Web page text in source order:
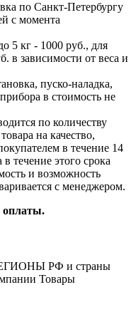
по Санкт-Петербургу
с момента
5 кг - 1000 руб., для
в зависимости от веса и
пуско-наладка,
в стоимость не
по количеству
на качество,
в течение 14
течение этого срока
и возможность
с менеджером.
оплаты.
РФ и страны
Товары